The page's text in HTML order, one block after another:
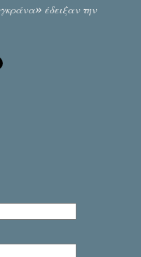
έδειξαν την